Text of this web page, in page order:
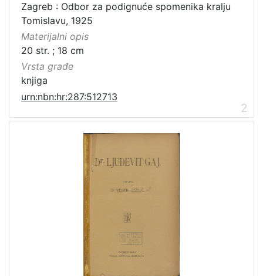
Zagreb : Odbor za podignuće spomenika kralju
Tomislavu, 1925
Materijalni opis
20 str. ; 18 cm
Vrsta građe
knjiga
urn:nbn:hr:287:512713
2